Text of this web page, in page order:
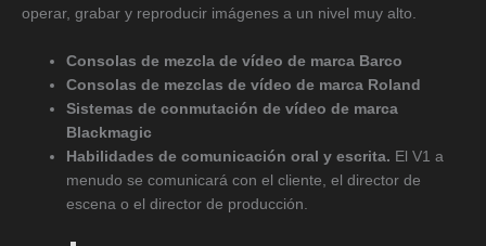
operar, grabar y reproducir imágenes a un nivel muy alto.
Consolas de mezcla de vídeo de marca Barco
Consolas de mezclas de vídeo de marca Roland
Sistemas de conmutación de vídeo de marca
Blackmagic
Habilidades de comunicación oral y escrita. El V1 a
menudo se comunicará con el cliente, el director de
escena o el director de producción.